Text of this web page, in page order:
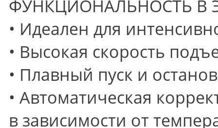
ФУНКЦИОНАЛЬНОСТЬ В
• Идеален для
• Высокая скорость
• Плавный пуск и
• Автоматическая
в зависимости от